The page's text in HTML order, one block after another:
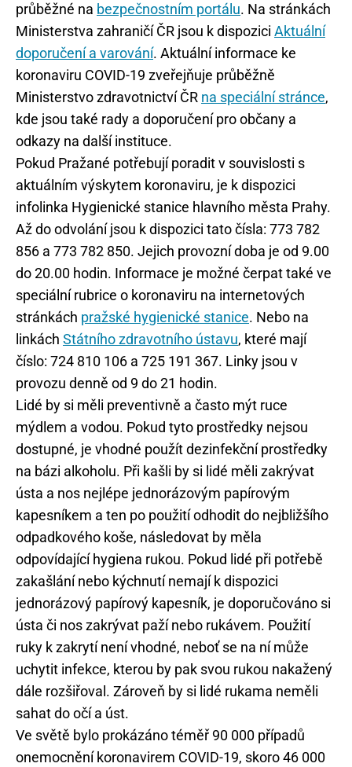
průběžné na bezpečnostním portálu. Na stránkách
Ministerstva zahraničí ČR jsou k dispozici Aktuální
doporučení a varování. Aktuální informace ke
koronaviru COVID-19 zveřejňuje průběžně
Ministerstvo zdravotnictví ČR na speciální stránce,
kde jsou také rady a doporučení pro občany a
odkazy na další instituce.
Pokud Pražané potřebují poradit v souvislosti s
aktuálním výskytem koronaviru, je k dispozici
infolinka Hygienické stanice hlavního města Prahy.
Až do odvolání jsou k dispozici tato čísla: 773 782
856 a 773 782 850. Jejich provozní doba je od 9.00
do 20.00 hodin. Informace je možné čerpat také ve
speciální rubrice o koronaviru na internetových
stránkách pražské hygienické stanice. Nebo na
linkách Státního zdravotního ústavu, které mají
číslo: 724 810 106 a 725 191 367. Linky jsou v
provozu denně od 9 do 21 hodin.
Lidé by si měli preventivně a často mýt ruce
mýdlem a vodou. Pokud tyto prostředky nejsou
dostupné, je vhodné použít dezinfekční prostředky
na bázi alkoholu. Při kašli by si lidé měli zakrývat
ústa a nos nejlépe jednorázovým papírovým
kapesníkem a ten po použití odhodit do nejbližšího
odpadkového koše, následovat by měla
odpovídající hygiena rukou. Pokud lidé při potřebě
zakašlání nebo kýchnutí nemají k dispozici
jednorázový papírový kapesník, je doporučováno si
ústa či nos zakrývat paží nebo rukávem. Použití
ruky k zakrytí není vhodné, neboť se na ní může
uchytit infekce, kterou by pak svou rukou nakažený
dále rozšiřoval. Zároveň by si lidé rukama neměli
sahat do očí a úst.
Ve světě bylo prokázáno téměř 90 000 případů
onemocnění koronavirem COVID-19, skoro 46 000